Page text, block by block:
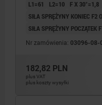
L1=61
L2=10 F X 30°=1,8
SIŁA SPRĘŻYNY KONIEC F2
SIŁA SPRĘŻYNY POCZĄTEK
Nr zamówienia: 03096-08-
182,82 PLN
plus VAT
plus koszty wysyłki